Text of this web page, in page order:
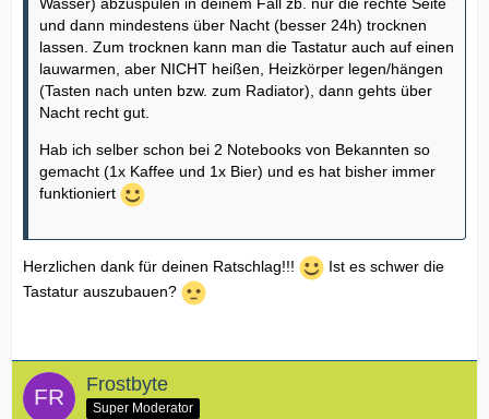
und dann mindestens über Nacht (besser 24h) trocknen
lassen. Zum trocknen kann man die Tastatur auch auf einen
lauwarmen, aber NICHT heißen, Heizkörper legen/hängen
(Tasten nach unten bzw. zum Radiator), dann gehts über
Nacht recht gut.
Hab ich selber schon bei 2 Notebooks von Bekannten so
gemacht (1x Kaffee und 1x Bier) und es hat bisher immer
funktioniert
Herzlichen dank für deinen Ratschlag!!!
Ist es schwer die
Tastatur auszubauen?
Frostbyte
Super Moderator